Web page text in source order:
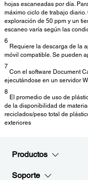
hojas escaneadas por día.
máximo ciclo de trabajo
exploración de 50 ppm y un
escaneo varía según las
6
Requiere la descarga de la
móvil compatible. Se pueden
7
Con el software Document
ejecutándose en un servidor
8
El promedio de uso de
de la disponibilidad de
reciclados/peso total de
exteriores
Productos
Soporte